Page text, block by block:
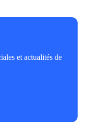
et actualités de